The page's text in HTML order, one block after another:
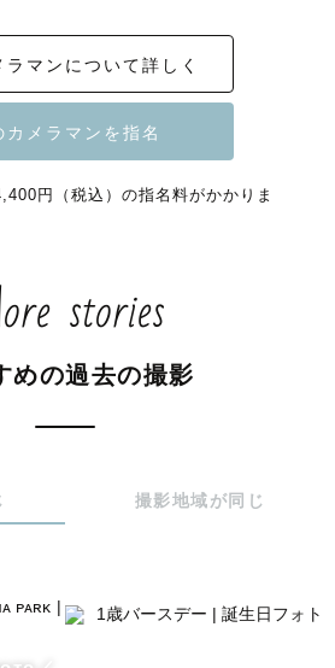
笑顔を引き出します𓅯
きました」
懐いてびっくり」
さんいただいています。
い日も。
する中で、「自然な笑顔を引き出す
ラマンについて詳しく
円（税込）の指名料がかかりま
stories
めの過去の撮影
撮影地域が同じ